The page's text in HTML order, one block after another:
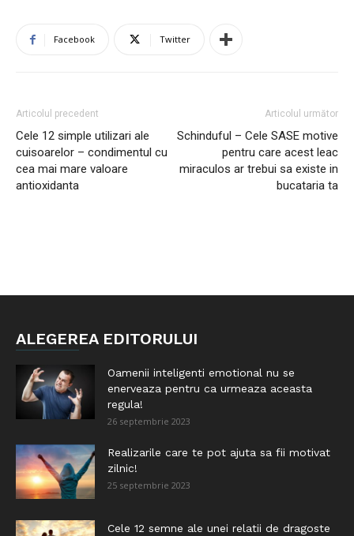
Facebook Twitter
Articolul precedent
Cele 12 simple utilizari ale
cuisoarelor – condimentul cu
cea mai mare valoare
antioxidanta
Articolul următor
Schinduful – Cele SASE motive
pentru care acest leac
miraculos ar trebui sa existe in
bucataria ta
ALEGEREA EDITORULUI
Oamenii inteligenti emotional nu se
enerveaza pentru ca urmeaza aceasta
regula!
26 septembrie 2023
Realizarile care te pot ajuta sa fii motivat
zilnic!
25 septembrie 2023
Cele 12 semne ale unei relatii de dragoste